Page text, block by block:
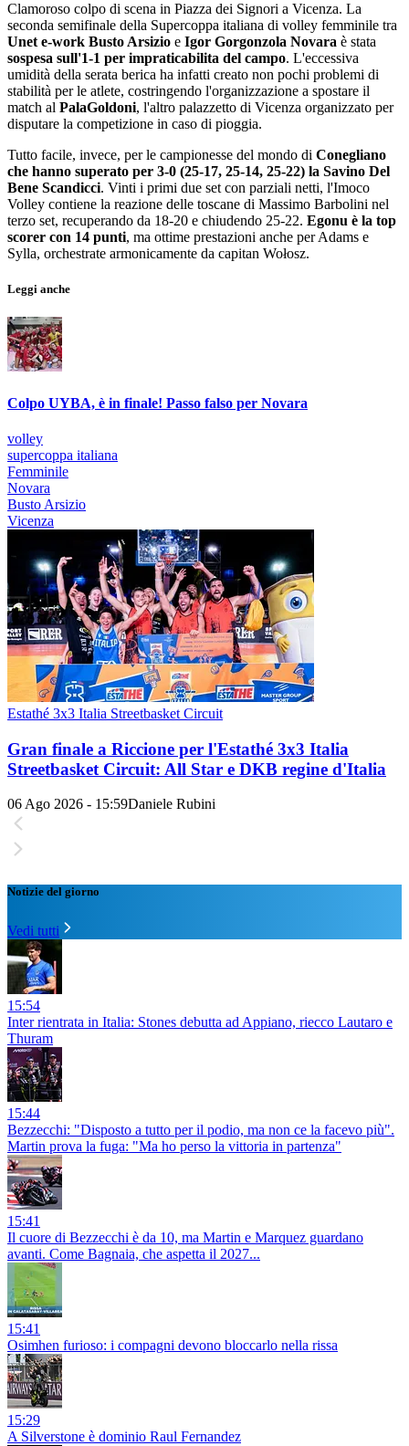
Clamoroso colpo di scena in Piazza dei Signori a Vicenza. La
seconda semifinale della Supercoppa italiana di volley femminile tra
Unet e-work Busto Arsizio e Igor Gorgonzola Novara è stata
sospesa sull'1-1 per impraticabilita del campo. L'eccessiva
umidità della serata berica ha infatti creato non pochi problemi di
stabilità per le atlete, costringendo l'organizzazione a spostare il
match al PalaGoldoni, l'altro palazzetto di Vicenza organizzato per
disputare la competizione in caso di pioggia.
Tutto facile, invece, per le campionesse del mondo di Conegliano
che hanno superato per 3-0 (25-17, 25-14, 25-22) la Savino Del
Bene Scandicci. Vinti i primi due set con parziali netti, l'Imoco
Volley contiene la reazione delle toscane di Massimo Barbolini nel
terzo set, recuperando da 18-20 e chiudendo 25-22. Egonu è la top
scorer con 14 punti, ma ottime prestazioni anche per Adams e
Sylla, orchestrate armonicamente da capitan Wołosz.
Leggi anche
Colpo UYBA, è in finale! Passo falso per Novara
volley
supercoppa italiana
Femminile
Novara
Busto Arsizio
Vicenza
Estathé 3x3 Italia Streetbasket Circuit
Gran finale a Riccione per l'Estathé 3x3 Italia
Streetbasket Circuit: All Star e DKB regine d'Italia
06 Ago 2026 - 15:59Daniele Rubini
Notizie del giorno
Vedi tutti
15:54
Inter rientrata in Italia: Stones debutta ad Appiano, riecco Lautaro e
Thuram
15:44
Bezzecchi: "Disposto a tutto per il podio, ma non ce la facevo più".
Martin prova la fuga: "Ma ho perso la vittoria in partenza"
15:41
Il cuore di Bezzecchi è da 10, ma Martin e Marquez guardano
avanti. Come Bagnaia, che aspetta il 2027...
15:41
Osimhen furioso: i compagni devono bloccarlo nella rissa
15:29
A Silverstone è dominio Raul Fernandez